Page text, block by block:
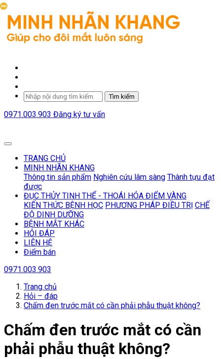
Tìm kiếm
0971.003.903 Đăng ký tư vấn
TRANG CHỦ
MINH NHÃN KHANG
Thông tin sản phẩm Nghiên cứu lâm sàng Thành tựu đạt
được
ĐỤC THỦY TINH THỂ - THOÁI HÓA ĐIỂM VÀNG
KIẾN THỨC BỆNH HỌC PHƯƠNG PHÁP ĐIỀU TRỊ CHẾ
ĐỘ DINH DƯỠNG
BỆNH MẮT KHÁC
HỎI ĐÁP
LIÊN HỆ
Điểm bán
0971.003.903
Trang chủ
Hỏi – đáp
Chấm đen trước mắt có cần phải phẫu thuật không?
Chấm đen trước mắt có cần
phải phẫu thuật không?